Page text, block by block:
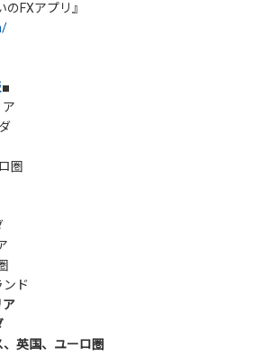
FXアプリ』
■
圏
ド
英国、ユーロ圏